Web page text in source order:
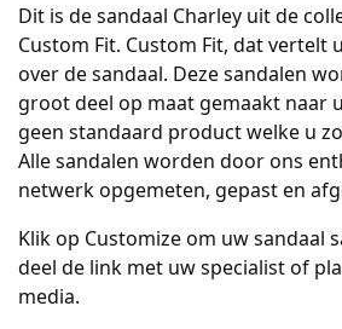
Dit is de sandaal Charley uit de
Custom Fit. Custom Fit, dat vertelt
over de sandaal. Deze sandalen
groot deel op maat gemaakt naar
geen standaard product welke u
Alle sandalen worden door ons
netwerk opgemeten, gepast en
Klik op Customize om uw sandaal
deel de link met uw specialist of
media.